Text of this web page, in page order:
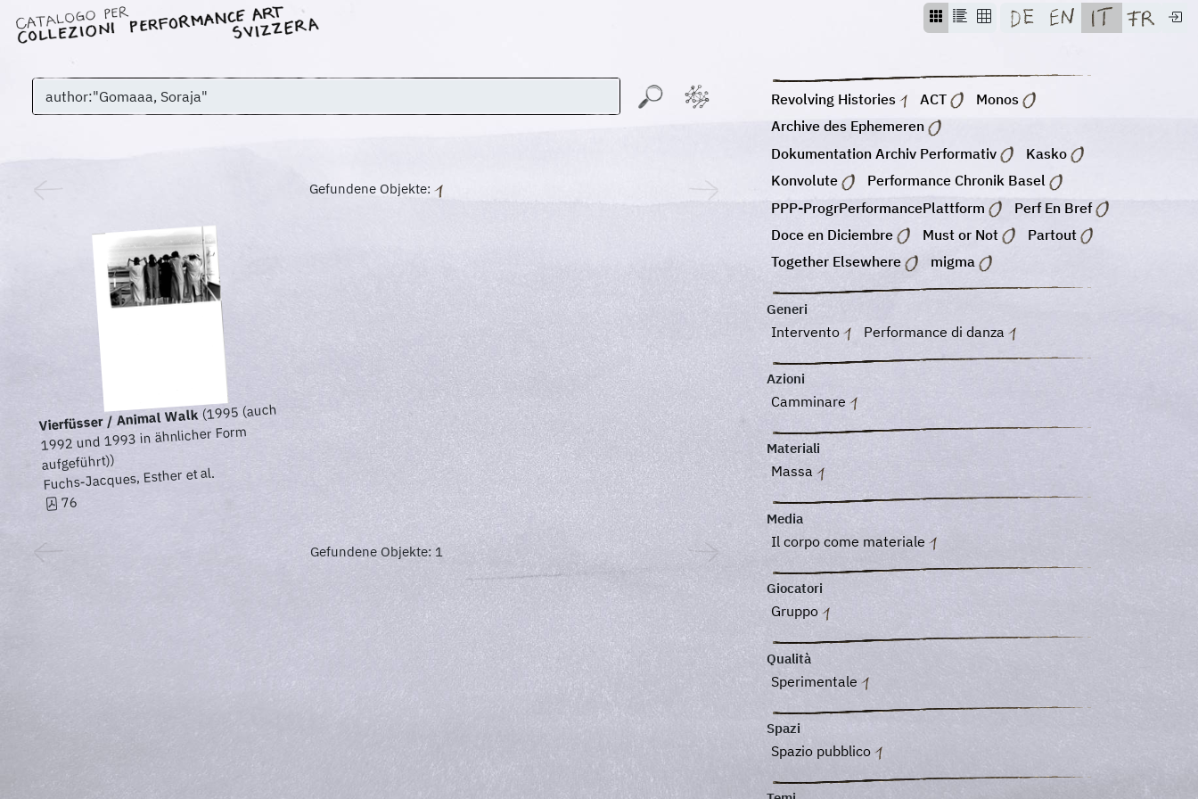
Gefundene Objekte:
Vierfüsser / Animal Walk(1995 (auch
1992 und 1993 in ähnlicher Form
aufgeführt))
Fuchs-Jacques, Esther et al.
76
Gefundene Objekte: 1
Revolving Histories ACT
Monos
Archive des Ephemeren
Dokumentation Archiv Performativ
Kasko
Konvolute
Performance Chronik Basel
PPP-ProgrPerformancePlattform
Perf En Bref
Doce en Diciembre
Must or Not
Partout
Together Elsewhere
migma
Generi
Intervento Performance di danza
Azioni
Camminare
Materiali
Massa
Media
Il corpo come materiale
Giocatori
Gruppo
Qualità
Sperimentale
Spazi
Spazio pubblico